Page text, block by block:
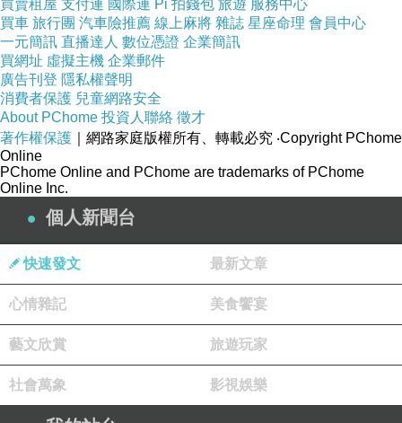
經到了不可自拔的地步。雖然下班後總是覺得好
累，常常回到家全身痠痛唉唉叫，還連續感冒了
三四次（小孩病毒真的超強），但是我最喜歡的
話題就是這些小小孩，甚至不上班的日子，我還
會想念他們這群結合了小天使和小惡魔的特性令
人又愛又恨又好氣又好笑的皮皮鬼呢！
我現在最希望這些小小孩好好的長大，平平
安安又健健康康的，每天開開心心的吃喝玩樂，
漸漸的越來越會講話，漸漸的學好多好多的東
西，更重要的是，長大後也不要把我忘記了，要
記得曾經有一個阿姨（要是說姊姊我會更高興）
陪伴你們吃喝玩樂，當你們長大要離開到大班去
學習更多的時候，阿姨也會很開心（但內心在哭
泣）的祝福你們的。
買賣租屋 支付連 國際連 Pi 拍錢包 旅遊 服務中心
買車 旅行團 汽車險推薦 線上麻將 雜誌 星座命理 會員中心
一元簡訊 直播達人 數位憑證 企業簡訊
買網址 虛擬主機 企業郵件
廣告刊登 隱私權聲明
消費者保護 兒童網路安全
About PChome 投資人聯絡 徵才
著作權保護 ｜網路家庭版權所有、轉載必究 ‧Copyright PChome
Online
PChome Online and PChome are trademarks of PChome
Online Inc.
個人新聞台
快速發文 最新文章
心情雜記 美食饗宴
藝文欣賞 旅遊玩家
社會萬象 影視娛樂